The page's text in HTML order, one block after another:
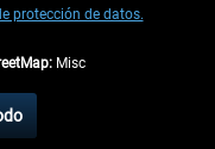
describe lo contrario
en la
protección de datos.
Misc